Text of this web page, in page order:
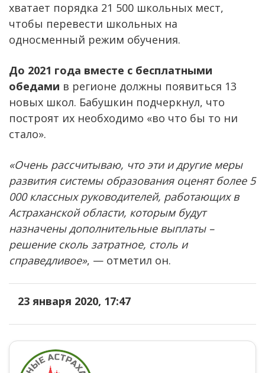
хватает порядка 21 500 школьных мест,
чтобы перевести школьных на
односменный режим обучения.
До 2021 года вместе с бесплатными
обедами в регионе должны появиться 13
новых школ. Бабушкин подчеркнул, что
построят их необходимо «во что бы то ни
стало».
«Очень рассчитываю, что эти и другие меры
развития системы образования оценят более 5
000 классных руководителей, работающих в
Астраханской области, которым будут
назначены дополнительные выплаты –
решение сколь затратное, столь и
справедливое», — отметил он.
23 января 2020, 17:47